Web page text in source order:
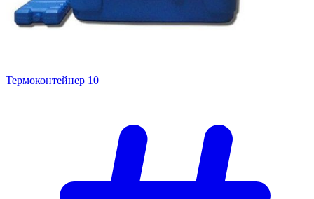
Термоконтейнер 10